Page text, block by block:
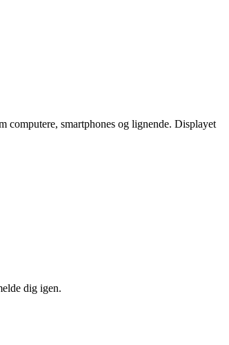
computere, smartphones og lignende. Displayet
dig igen.